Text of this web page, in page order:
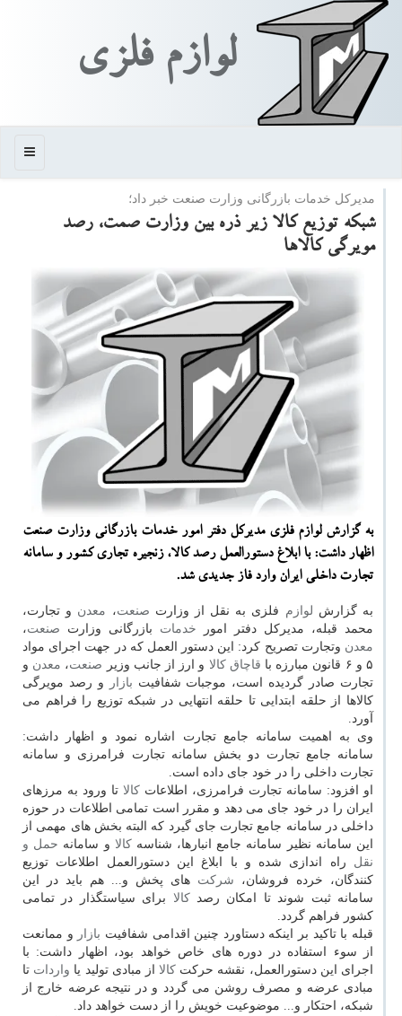
لوازم فلزی
منو
مدیركل خدمات بازرگانی وزارت صنعت خبر داد؛
شبكه توزیع كالا زیر ذره بین وزارت صمت، رصد
مویرگی كالاها
به گزارش لوازم فلزی مدیركل دفتر امور خدمات بازرگانی وزارت صنعت
اظهار داشت: با ابلاغ دستورالعمل رصد كالا، زنجیره تجاری كشور و سامانه
تجارت داخلی ایران وارد فاز جدیدی شد.
به گزارش لوازم فلزی به نقل از وزارت صنعت، معدن و تجارت،
محمد قبله، مدیركل دفتر امور خدمات بازرگانی وزارت صنعت،
معدن وتجارت تصریح كرد: این دستور العمل كه در جهت اجرای مواد
۵ و ۶ قانون مبارزه با
قاچاق كالا و ارز از جانب وزیر صنعت، معدن و
تجارت صادر گردیده است، موجبات شفافیت بازار
و رصد مویرگی
كالاها از حلقه ابتدایی تا حلقه انتهایی در شبكه توزیع را فراهم می
آورد.
وی به اهمیت سامانه جامع تجارت اشاره نمود و اظهار داشت:
سامانه جامع تجارت دو بخش سامانه تجارت فرامرزی و سامانه
تجارت داخلی را در خود جای داده است.
او افزود: سامانه تجارت فرامرزی، اطلاعات كالا تا ورود به مرزهای
ایران را در خود جای می دهد و مقرر است تمامی اطلاعات در حوزه
داخلی در سامانه جامع تجارت جای گیرد كه البته بخش های مهمی از
این سامانه نظیر سامانه جامع انبارها، شناسهكالا و سامانه حمل و
نقل راه اندازی شده و با ابلاغ این دستورالعمل اطلاعات توزیع
كنندگان، خرده فروشان، شركت های پخش و... هم باید در این
سامانه ثبت شوند تا امكان رصدكالا برای سیاستگذار در تمامی
كشور فراهم گردد.
قبله با تاكید بر اینكه دستاورد چنین اقدامی شفافیت بازار و ممانعت
از سوء استفاده در دوره های خاص خواهد بود، اظهار داشت: با
اجرای این دستورالعمل، نقشه حركت كالااز مبادی تولید یا واردات تا
مبادی عرضه و مصرف روشن می گردد و در نتیجه عرضه خارج از
شبكه، احتكار و... موضوعیت خویش را از دست خواهد داد.